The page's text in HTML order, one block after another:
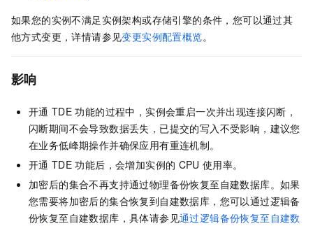
如果您的实例不满足实例架构或存储引擎的条件，您可以通过其
他方式变更，详情请参见变更实例配置概览。
影响
开通 TDE 功能的过程中，实例会重启一次并出现连接闪断，
闪断期间不会导致数据丢失，已提交的写入不受影响，建议您
在业务低峰期操作并确保应用有重连机制。
开通 TDE 功能后，会增加实例的 CPU 使用率。
加密后的集合不再支持通过物理备份恢复至自建数据库。如果
您需要将加密后的集合恢复到自建数据库，您可以通过逻辑备
份恢复至自建数据库，具体请参见通过逻辑备份恢复至自建数